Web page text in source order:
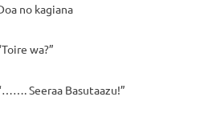
no kagiana
wa?”
Seeraa Basutaazu!”